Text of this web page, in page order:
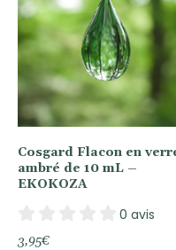
Cosgard Flacon en
ambré de 10 mL –
EKOKOZA
0 avis
3,95€